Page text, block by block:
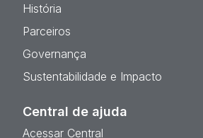
História
Parceiros
Governança
Sustentabilidade e Impacto
Central de ajuda
Acessar Central